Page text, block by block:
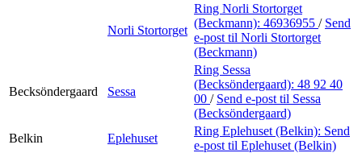
Norli Stortorget
Ring Norli Stortorget
(Beckmann): 46936955 / Send
e-post til Norli Stortorget
(Beckmann)
Becksöndergaard Sessa
Ring Sessa
(Becksöndergaard): 48 92 40
00 / Send e-post til Sessa
(Becksöndergaard)
Belkin
Eplehuset
Ring Eplehuset (Belkin): Send
e-post til Eplehuset (Belkin)